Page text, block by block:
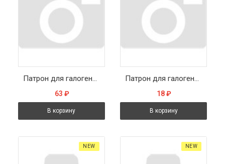
Патрон для галогенных/светодиодных ламп 250V G9, LH29
63 ₽
В корзину
Патрон для галогенных/светодиодных ламп 250V G5.3, LH26
18₽
В корзину
NEW NEW